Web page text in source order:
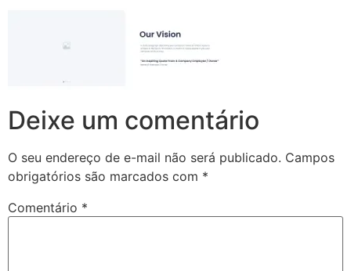
Deixe um comentário
O seu endereço de e-mail não será publicado. Campos
obrigatórios são marcados com *
Comentário *